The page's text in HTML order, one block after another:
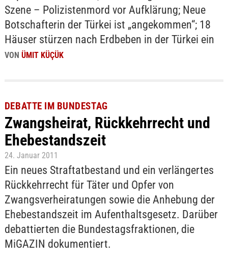
Szene – Polizistenmord vor Aufklärung; Neue
Botschafterin der Türkei ist „angekommen“; 18
Häuser stürzen nach Erdbeben in der Türkei ein
VON ÜMIT KÜÇÜK
DEBATTE IM BUNDESTAG
Zwangsheirat, Rückkehrrecht und
Ehebestandszeit
24. Januar 2011
Ein neues Straftatbestand und ein verlängertes
Rückkehrrecht für Täter und Opfer von
Zwangsverheiratungen sowie die Anhebung der
Ehebestandszeit im Aufenthaltsgesetz. Darüber
debattierten die Bundestagsfraktionen, die
MiGAZIN dokumentiert.